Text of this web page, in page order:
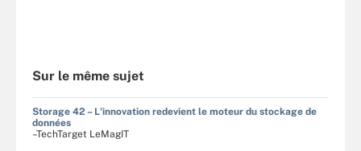
Sur le même sujet
Storage 42 – L'innovation redevient le moteur du stockage de
données
–TechTarget LeMagIT